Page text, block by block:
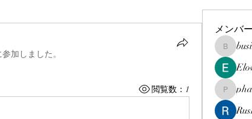
加しました。
閲覧数：1
メンバ